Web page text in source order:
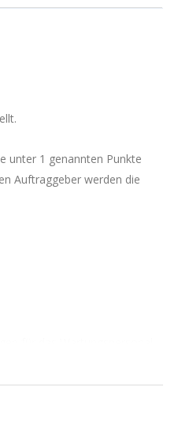
unter 1 genannten Punkte
Auftraggeber werden die
Nichtbezahlung der